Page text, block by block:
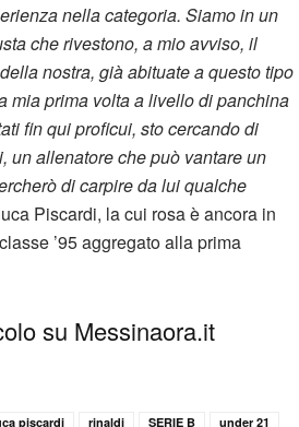
nella categoria. Siamo in un
che rivestono, a mio avviso, il
nostra, già abituate a questo tipo
mia prima volta a livello di panchina
fin qui proficui, sto cercando di
un allenatore che può vantare un
di carpire da lui qualche
Piscardi, la cui rosa è ancora in
’95 aggregato alla prima
su Messinaora.it
piscardi rinaldi SERIE B
under 21